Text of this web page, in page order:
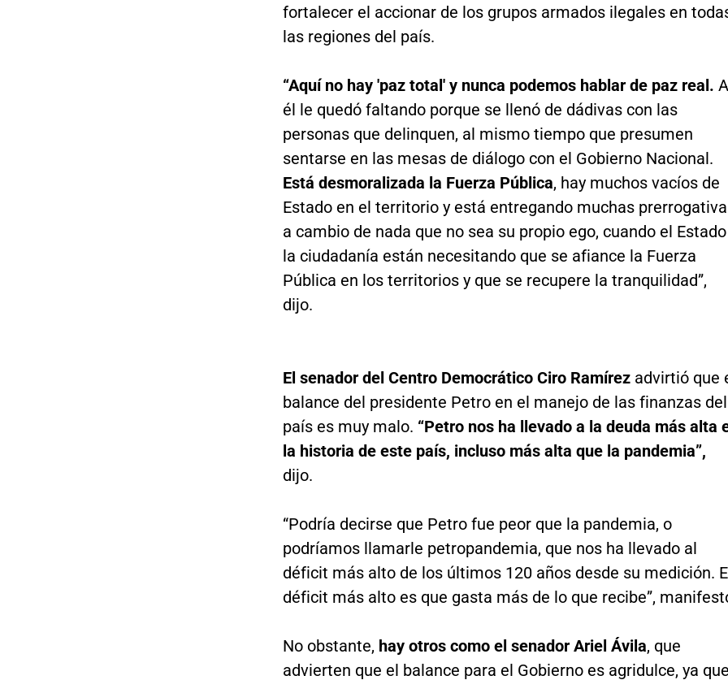
fortalecer el accionar de los grupos armados ilegales en
las regiones del país.
“Aquí no hay 'paz total' y nunca podemos hablar de paz real. A
él le quedó faltando porque se llenó de dádivas con las
personas que delinquen, al mismo tiempo que presumen
sentarse en las mesas de diálogo con el Gobierno Nacional.
Está desmoralizada la Fuerza Pública, hay muchos vacíos de
Estado en el territorio y está entregando muchas
a cambio de nada que no sea su propio ego, cuando el
la ciudadanía están necesitando que se afiance la Fuerza
Pública en los territorios y que se recupere la tranquilidad”,
dijo.
El senador del Centro Democrático Ciro Ramírez advirtió que
balance del presidente Petro en el manejo de las finanzas del
país es muy malo. “Petro nos ha llevado a la deuda más alta
la historia de este país, incluso más alta que la pandemia”,
dijo.
“Podría decirse que Petro fue peor que la pandemia, o
podríamos llamarle petropandemia, que nos ha llevado al
déficit más alto de los últimos 120 años desde su medición.
déficit más alto es que gasta más de lo que recibe”,
No obstante, hay otros como el senador Ariel Ávila, que
advierten que el balance para el Gobierno es agridulce, ya que